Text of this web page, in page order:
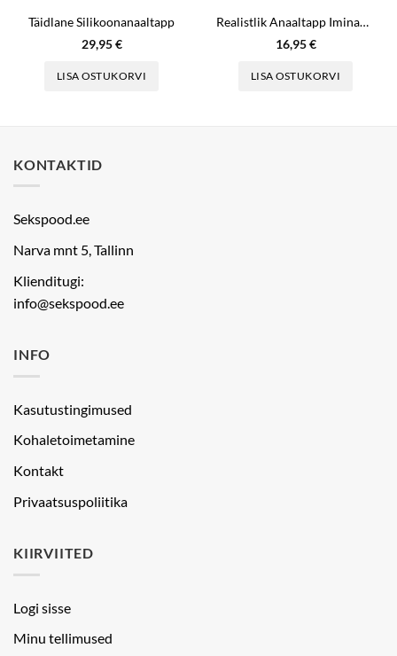
Täidlane Silikoonanaaltapp
29,95€
LISA OSTUKORVI
Realistlik Anaaltapp Iminapaga
16,95€
LISA OSTUKORVI
KONTAKTID
Sekspood.ee
Narva mnt 5, Tallinn
Klienditugi:
info@sekspood.ee
INFO
Kasutustingimused
Kohaletoimetamine
Kontakt
Privaatsuspoliitika
KIIRVIITED
Logi sisse
Minu tellimused